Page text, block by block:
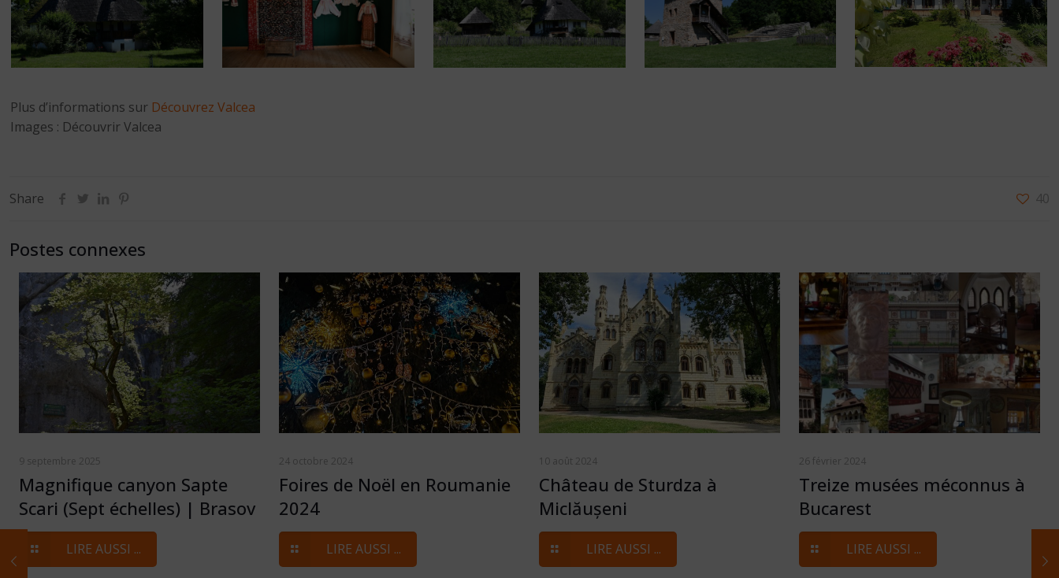
Plus d’informations sur Découvrez Valcea
Images : Découvrir Valcea
Share 40
Postes connexes
9 septembre 2025
Magnifique canyon Sapte
Scari (Sept échelles) | Brasov
LIRE AUSSI ...
24 octobre 2024
Foires de Noël en Roumanie
2024
LIRE AUSSI ...
10 août 2024
Château de Sturdza à
Miclăușeni
LIRE AUSSI ...
26 février 2024
Treize musées méconnus à
Bucarest
LIRE AUSSI ...